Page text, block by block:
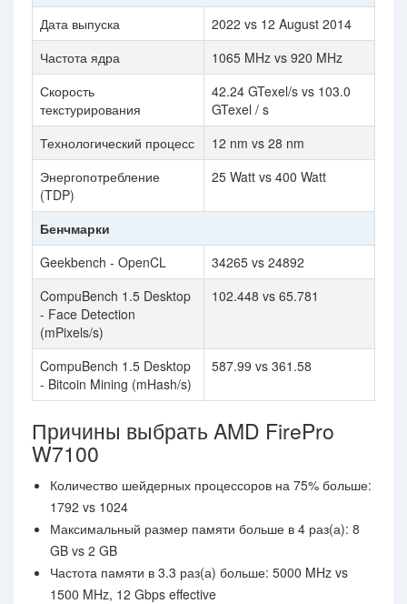
Дата выпуска
2022 vs 12 August 2014
Частота ядра
1065 MHz vs 920 MHz
Скорость
текстурирования
42.24 GTexel/s vs 103.0
GTexel / s
Технологический процесс
12 nm vs 28 nm
Энергопотребление
(TDP)
25 Watt vs 400 Watt
Бенчмарки
Geekbench - OpenCL
34265 vs 24892
CompuBench 1.5 Desktop
- Face Detection
(mPixels/s)
102.448 vs 65.781
CompuBench 1.5 Desktop
- Bitcoin Mining (mHash/s)
587.99 vs 361.58
Причины выбрать AMD FirePro
W7100
Количество шейдерных процессоров на 75% больше:
1792 vs 1024
Максимальный размер памяти больше в 4 раз(а): 8
GB vs 2 GB
Частота памяти в 3.3 раз(а) больше: 5000 MHz vs
1500 MHz, 12 Gbps effective